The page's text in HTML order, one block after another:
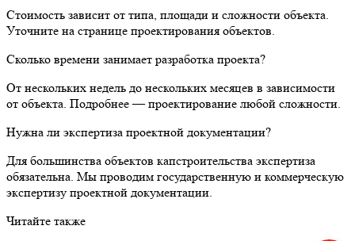
Стоимость зависит от типа, площади и сложности объекта.
Уточните на странице проектирования объектов.
Сколько времени занимает разработка проекта?
От нескольких недель до нескольких месяцев в зависимости
от объекта. Подробнее — проектирование любой сложности.
Нужна ли экспертиза проектной документации?
Для большинства объектов капстроительства экспертиза
обязательна. Мы проводим государственную и коммерческую
экспертизу проектной документации.
Читайте также